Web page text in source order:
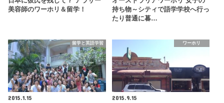
美容師のワーホリ＆留学！
持ち物～シティで語学学校へ行っ
たり普通に暮…
留学と英語学習
2015.1.15
ワーホリ
2015.9.15